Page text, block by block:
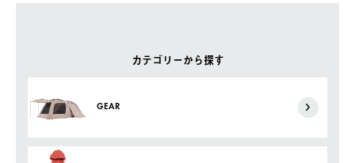
カテゴリーから探す
GEAR